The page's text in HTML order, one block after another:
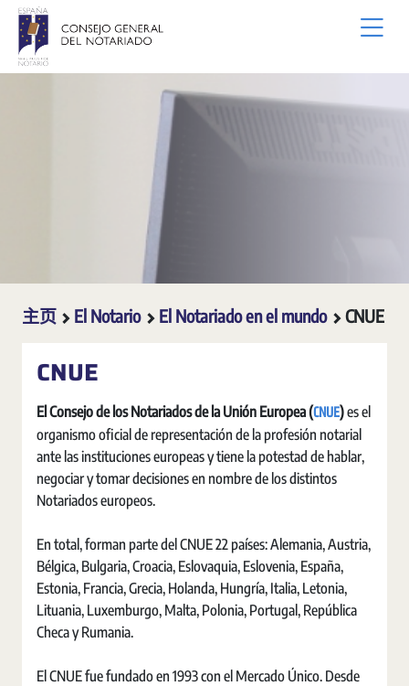
跳转到主内容
主页 El Notario El Notariado en el mundo CNUE
CNUE
El Consejo de los Notariados de la Unión Europea (CNUE)es el
organismo oficial de representación de la profesión notarial
ante las instituciones europeas y tiene la potestad de hablar,
negociar y tomar decisiones en nombre de los distintos
Notariados europeos.
En total, forman parte del CNUE 22 países: Alemania, Austria,
Bélgica, Bulgaria, Croacia, Eslovaquia, Eslovenia, España,
Estonia, Francia, Grecia, Holanda, Hungría, Italia, Letonia,
Lituania, Luxemburgo, Malta, Polonia, Portugal, República
Checa y Rumania.
El CNUE fue fundado en 1993 con el Mercado Único. Desde